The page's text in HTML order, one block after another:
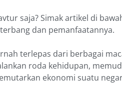
saja? Simak artikel di
dan pemanfaatannya.
terlepas dari berbagai
roda kehidupan,
ekonomi suatu